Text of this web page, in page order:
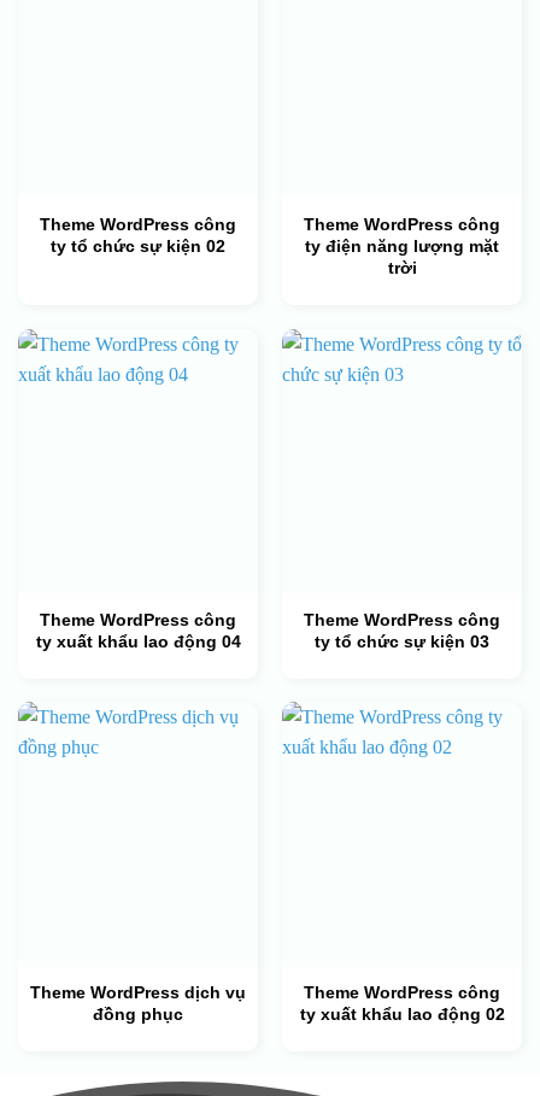
Theme WordPress công
ty tổ chức sự kiện 02
Theme WordPress công
ty điện năng lượng mặt
trời
Theme WordPress công
ty xuất khẩu lao động 04
Theme WordPress công
ty tổ chức sự kiện 03
Theme WordPress dịch vụ
đồng phục
Theme WordPress công
ty xuất khẩu lao động 02